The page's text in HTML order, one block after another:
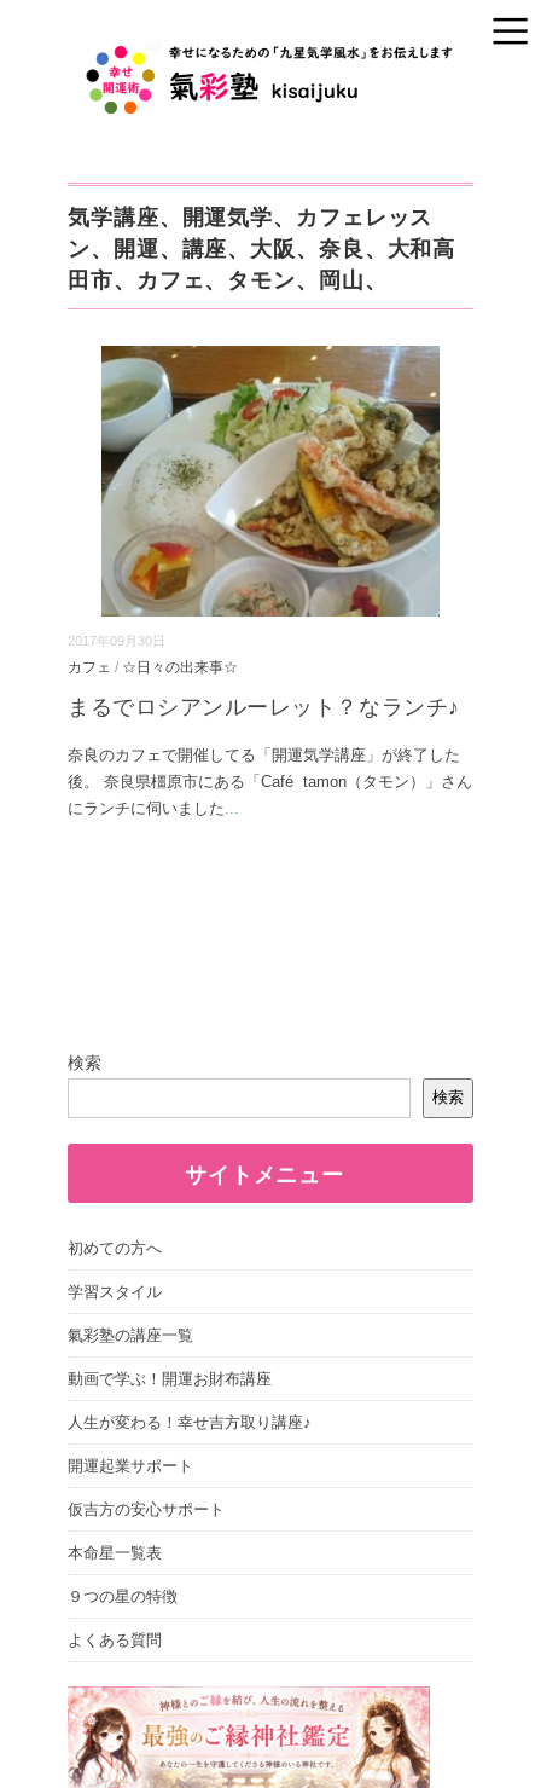
気学講座、開運気学、カフェレッス
ン、開運、講座、大阪、奈良、大和高
田市、カフェ、タモン、岡山、
2017年09月30日
カフェ / ☆日々の出来事☆
まるでロシアンルーレット？なランチ♪
奈良のカフェで開催してる「開運気学講座」が終了した
後。 奈良県橿原市にある「Café tamon（タモン）」さん
にランチに伺いました
検索
検索
サイトメニュー
初めての方へ
学習スタイル
氣彩塾の講座一覧
動画で学ぶ！開運お財布講座
人生が変わる！幸せ吉方取り講座♪
開運起業サポート
仮吉方の安心サポート
本命星一覧表
９つの星の特徴
よくある質問